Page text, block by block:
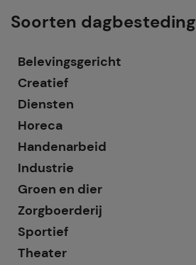
Soorten dagbesteding
Belevingsgericht
Creatief
Diensten
Horeca
Handenarbeid
Industrie
Groen en dier
Zorgboerderij
Sportief
Theater